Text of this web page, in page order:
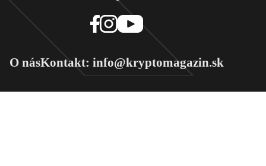
O násKontakt: info@kryptomagazin.sk